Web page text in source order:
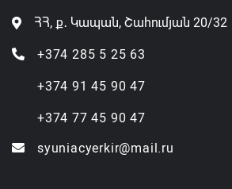
ՀՀ, ք․ Կապան, Շահումյան 20/32
+374 285 5 25 63
+374 91 45 90 47
+374 77 45 90 47
syuniacyerkir@mail.ru